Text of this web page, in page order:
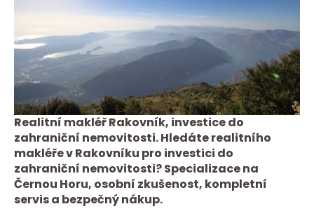
Realitní makléř Rakovník, investice do
zahraniční nemovitosti. Hledáte realitního
makléře v Rakovníku pro investici do
zahraniční nemovitosti? Specializace na
Černou Horu, osobní zkušenost, kompletní
servis a bezpečný nákup.